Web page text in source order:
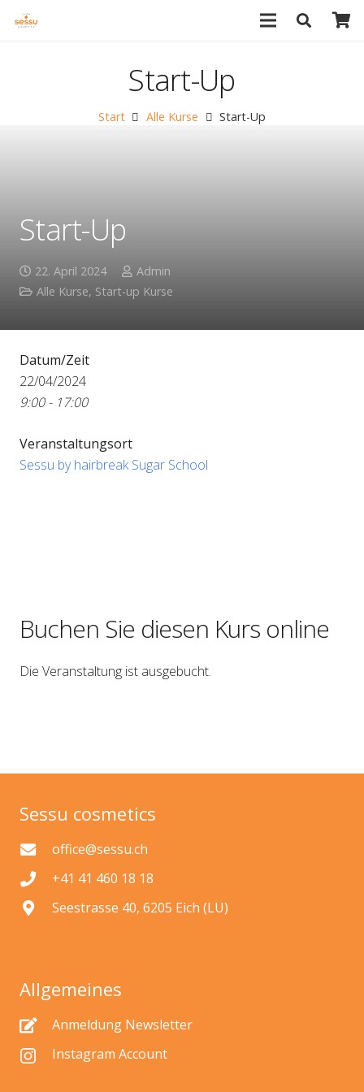
Start-Up
Start Alle Kurse Start-Up
Start-Up
22. April 2024
Admin
Alle Kurse, Start-up Kurse
Datum/Zeit
22/04/2024
9:00 - 17:00
Veranstaltungsort
Sessu by hairbreak Sugar School
Buchen Sie diesen Kurs online
Die Veranstaltung ist ausgebucht.
Sessu cosmetics
office@sessu.ch
+41 41 460 18 18
Seestrasse 40, 6205 Eich (LU)
Allgemeines
Anmeldung Newsletter
Instagram Account